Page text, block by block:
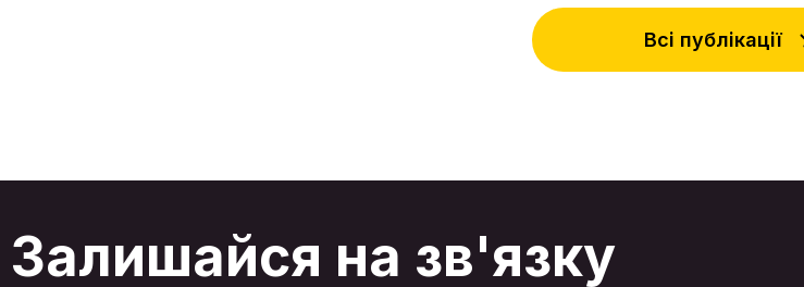
свою актуалізацію, коридор стикається із
зростання, що зумовлено об’єднанням
інтересів Китаю, Європейського Союзу та
регіональних держав, його довгострокова
вибачається. Для нього це
але простору для маневру не
сварка з Азербайджаном
експорту російської нафти та ще
стартувала нова фаза великої
простору. Перший фактор – задум
«енергетичної дуги» з Катару,
Всі публікації
Залишайся на зв'язку